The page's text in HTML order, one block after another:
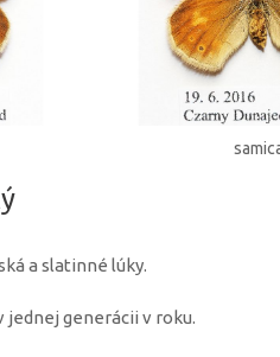
a slatinné lúky.
jednej generácii v roku.